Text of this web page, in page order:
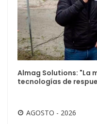
Almag Solutions: "La
tecnologías de
AGOSTO - 2026